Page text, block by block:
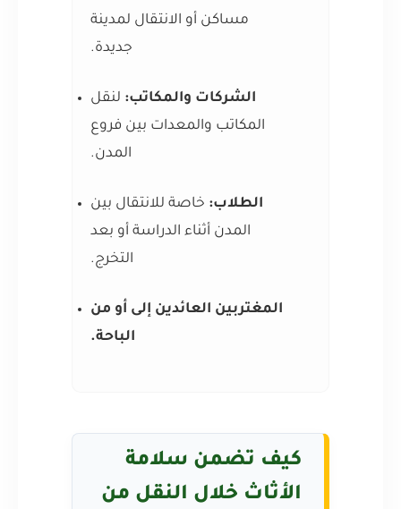
مساكن أو الانتقال لمدينة
جديدة.
الشركات والمكاتب: لنقل
المكاتب والمعدات بين فروع
المدن.
الطلاب: خاصة للانتقال بين
المدن أثناء الدراسة أو بعد
التخرج.
المغتربين العائدين إلى أو من
الباحة.
كيف تضمن سلامة
الأثاث خلال النقل من